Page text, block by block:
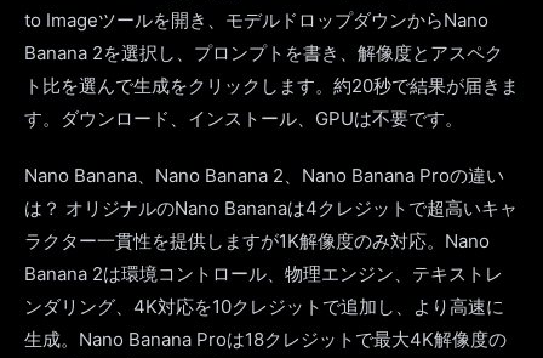
to Imageツールを開き、モデルドロップダウンからNano
Banana 2を選択し、プロンプトを書き、解像度とアスペク
ト比を選んで生成をクリックします。約20秒で結果が届きま
す。ダウンロード、インストール、GPUは不要です。
Nano Banana、Nano Banana 2、Nano Banana Proの違い
は？ オリジナルのNano Bananaは4クレジットで超高いキャ
ラクター一貫性を提供しますが1K解像度のみ対応。Nano
Banana 2は環境コントロール、物理エンジン、テキストレ
ンダリング、4K対応を10クレジットで追加し、より高速に
生成。Nano Banana Proは18クレジットで最大4K解像度の